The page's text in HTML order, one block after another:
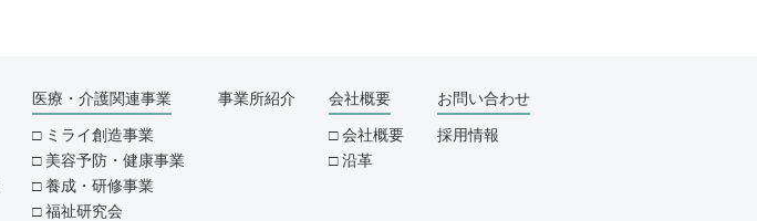
医療・介護関連事業
ミライ創造事業
美容予防・健康事業
養成・研修事業
福祉研究会
事業所紹介 会社概要
会社概要
沿革
お問い合わせ
採用情報